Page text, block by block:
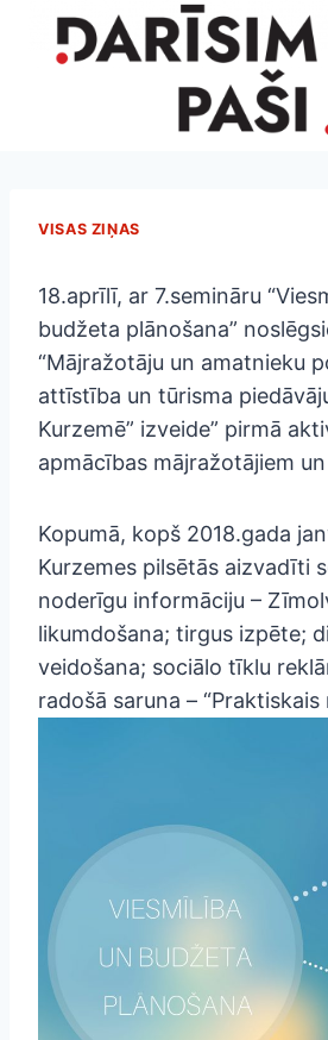
VISAS ZIŅAS
18.aprīlī, ar 7.semināru
budžeta plānošana”
“Mājražotāju un amatnieku
attīstība un tūrisma
Kurzemē” izveide” pirmā
apmācības mājražotājiem
Kopumā, kopš 2018.gada
Kurzemes pilsētās aizvadīti
noderīgu informāciju –
likumdošana; tirgus izpēte;
veidošana; sociālo tīklu
radošā saruna – “Praktiskais